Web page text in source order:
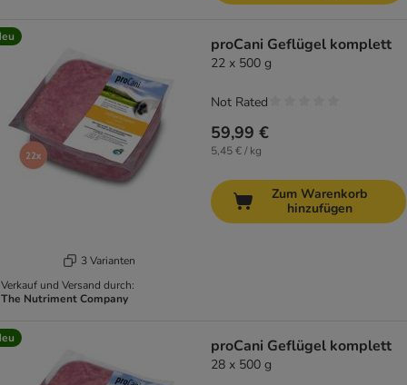
3 Varianten
Verkauf und Versand durch:
The Nutriment Company
proCani Geflügel komplett
22 x 500 g
59,99 €
5,45 € / kg
Not Rated
Zum Warenkorb
hinzufügen
proCani Geflügel komplett
28 x 500 g